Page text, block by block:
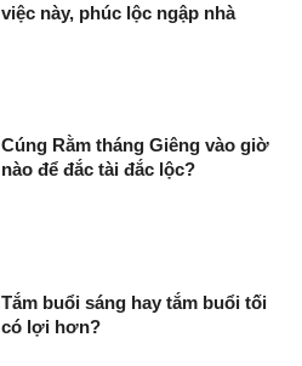
việc này, phúc lộc ngập nhà
Cúng Rằm tháng Giêng vào giờ
nào để đắc tài đắc lộc?
Tắm buổi sáng hay tắm buổi tối
có lợi hơn?